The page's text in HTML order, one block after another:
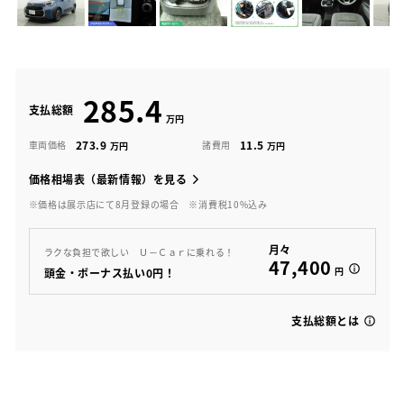
支払総額 285.4
車両価格 273.9 諸費用 11.5
価格相場表（最新情報）を見る
※価格は展示店にて8月登録の場合 ※消費税10%込み
ラクな負担で欲しい Ｕ－Ｃａｒに乗れる！
頭金・ボーナス払い0円！
月々
47,400 円
支払総額とは